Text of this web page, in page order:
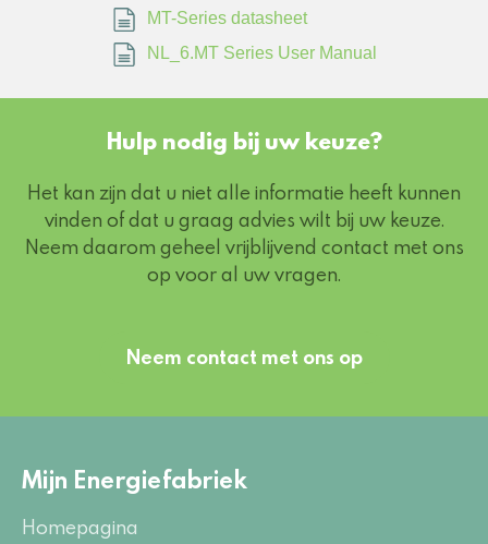
MT-Series datasheet
NL_6.MT Series User Manual
Hulp nodig bij uw keuze?
Het kan zijn dat u niet alle informatie heeft kunnen
vinden of dat u graag advies wilt bij uw keuze.
Neem daarom geheel vrijblijvend contact met ons
op voor al uw vragen.
Neem contact met ons op
Mijn Energiefabriek
Homepagina